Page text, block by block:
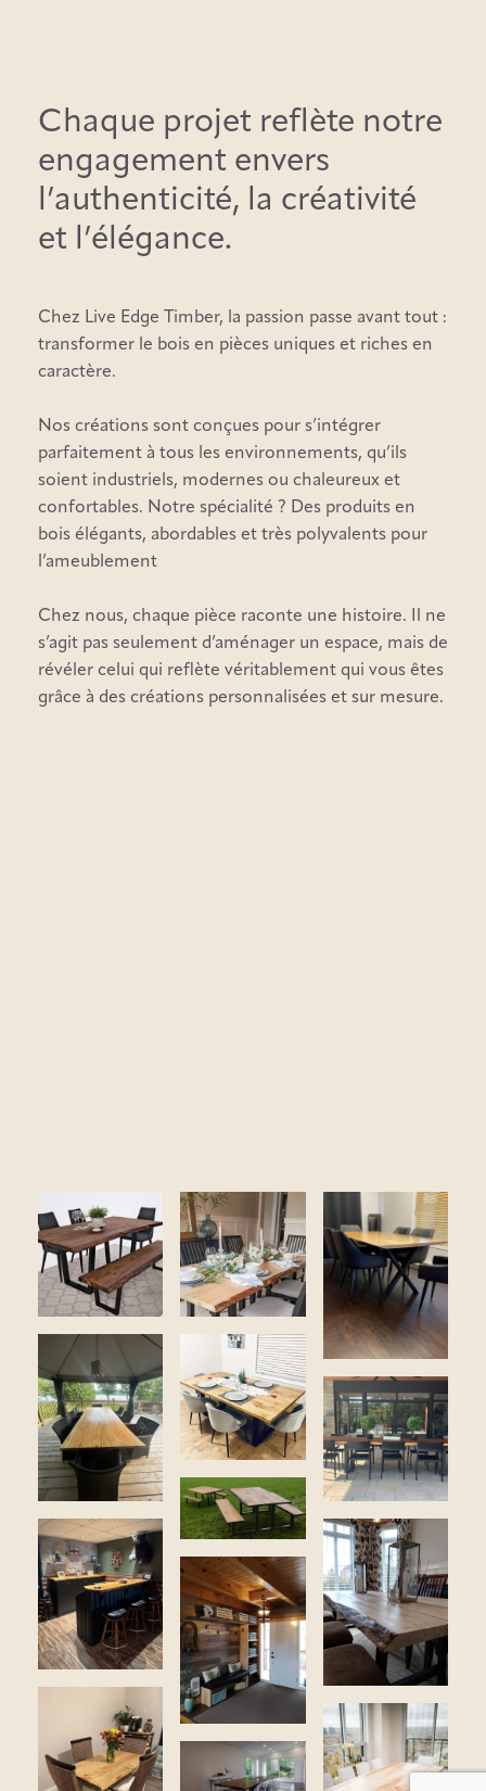
Chaque projet reflète notre
engagement envers
l’authenticité, la créativité
et l’élégance.
Chez Live Edge Timber, la passion passe avant tout :
transformer le bois en pièces uniques et riches en
caractère.
Nos créations sont conçues pour s’intégrer
parfaitement à tous les environnements, qu’ils
soient industriels, modernes ou chaleureux et
confortables. Notre spécialité ? Des produits en
bois élégants, abordables et très polyvalents pour
l’ameublement
Chez nous, chaque pièce raconte une histoire. Il ne
s’agit pas seulement d’aménager un espace, mais de
révéler celui qui reflète véritablement qui vous êtes
grâce à des créations personnalisées et sur mesure.